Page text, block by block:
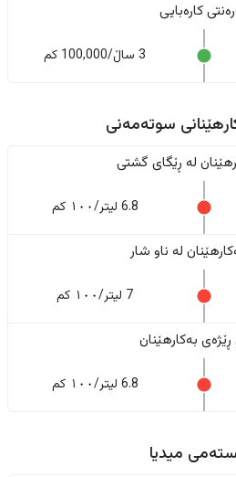
کارەبایی
3 ساڵ/100,000 کم
سوتەمەنی
له ڕێگای گشتی
6.8 لیتر/١٠٠ کم
له ناو شار
7 لیتر/١٠٠ کم
ڕێژەى بەکارهێنان
6.8 لیتر/١٠٠ کم
میدیا